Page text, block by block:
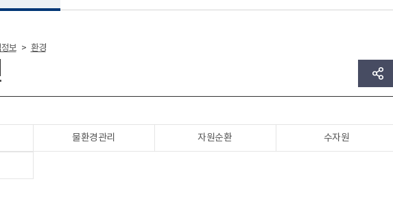
보 > 환경
sns공유
물환경관리 자원순환 수자원